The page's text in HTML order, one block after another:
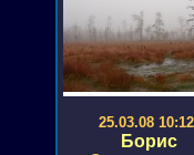
25.03.08 10:12
Борис